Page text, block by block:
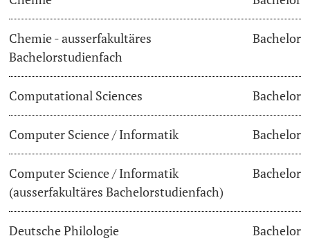
Further information
Lecturers
Course Registration
Dates
Documents & Verification
Welcome to the University of Basel
Mobility
Chemie - ausserfakultäres
Bachelorstudienfach
Bachelor
Computational Sciences Bachelor
Computer Science / Informatik Bachelor
Computer Science / Informatik
(ausserfakultäres Bachelorstudienfach)
Bachelor
Deutsche Philologie Bachelor